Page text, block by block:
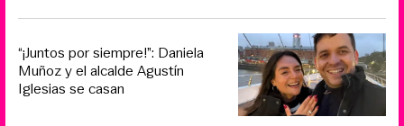
“¡Juntos por siempre!”: Daniela
Muñoz y el alcalde Agustín
Iglesias se casan